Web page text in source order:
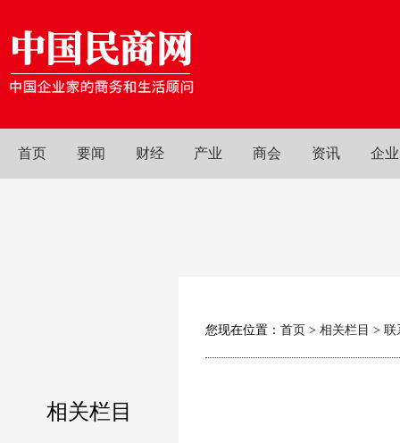
首页 要闻 财经 产业 商会 资讯 企业
相关栏目
您现在位置： 首页 > 相关栏目 > 联